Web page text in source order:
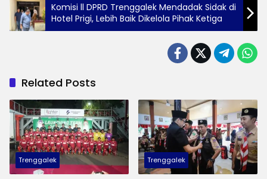
Komisi ll DPRD Trenggalek Mendadak Sidak di
Hotel Prigi, Lebih Baik Dikelola Pihak Ketiga
Related Posts
Trenggalek Trenggalek